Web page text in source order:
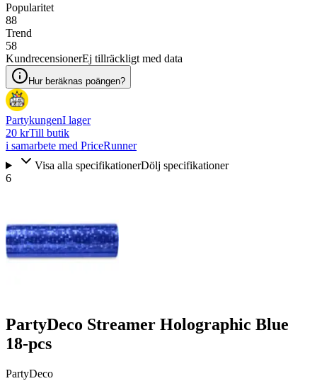
Popularitet
88
Trend
58
KundrecensionerEj tillräckligt med data
Hur beräknas poängen?
PartykungenI lager
20 krTill butik
i samarbete med PriceRunner
Visa alla specifikationerDölj specifikationer
6
PartyDeco Streamer Holographic Blue
18-pcs
PartyDeco